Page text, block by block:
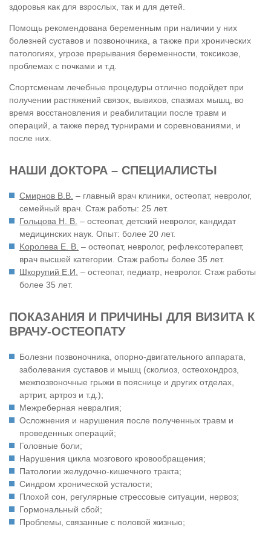
здоровья как для взрослых, так и для детей.
Помощь рекомендована беременным при наличии у них
болезней суставов и позвоночника, а также при хронических
патологиях, угрозе прерывания беременности, токсикозе,
проблемах с почками и т.д.
Спортсменам лечебные процедуры отлично подойдет при
получении растяжений связок, вывихов, спазмах мышц, во
время восстановления и реабилитации после травм и
операций, а также перед турнирами и соревнованиями, и
после них.
НАШИ ДОКТОРА – СПЕЦИАЛИСТЫ
Смирнов В.В. – главный врач клиники, остеопат, невролог,
семейный врач. Стаж работы: 25 лет.
Гольцова Н. В. – остеопат, детский невролог, кандидат
медицинских наук. Опыт: более 20 лет.
Kоролева Е. В. – остеопат, невролог, рефлексотерапевт,
врач высшей категории. Стаж работы более 35 лет.
Шкорупий Е.И. – остеопат, педиатр, невролог. Стаж работы
более 35 лет.
ПОКАЗАНИЯ И ПРИЧИНЫ ДЛЯ ВИЗИТА К
ВРАЧУ-ОСТЕОПАТУ
Болезни позвоночника, опорно-двигательного аппарата,
заболевания суставов и мышц (сколиоз, остеохондроз,
межпозвоночные грыжи в пояснице и других отделах,
артрит, артроз и т.д.);
Межреберная невралгия;
Осложнения и нарушения после полученных травм и
проведенных операций;
Головные боли;
Нарушения цикла мозгового кровообращения;
Патологии желудочно-кишечного тракта;
Синдром хронической усталости;
Плохой сон, регулярные стрессовые ситуации, нервоз;
Гормональный сбой;
Проблемы, связанные с половой жизнью;